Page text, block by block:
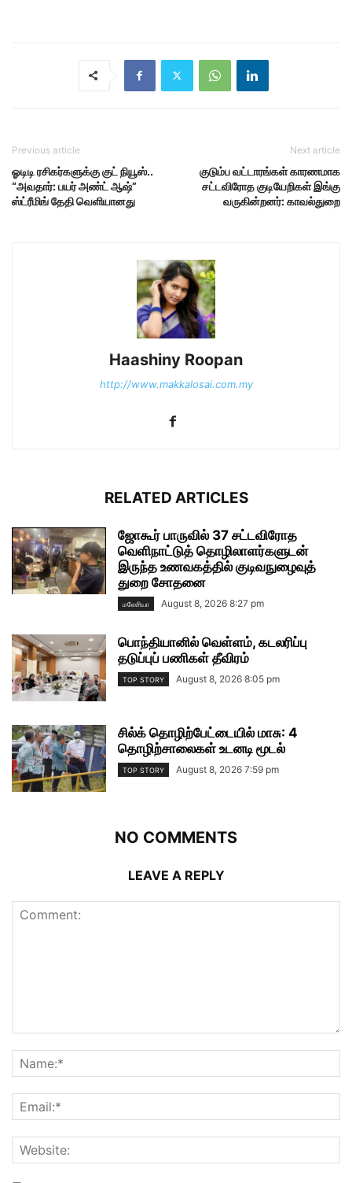
Previous article
ஓடிடி ரசிகர்களுக்கு குட் நியூஸ்..
“அவதார்: பயர் அண்ட் ஆஷ்”
ஸ்ட்ரீமிங் தேதி வெளியானது
Next article
குடும்ப வட்டாரங்கள் காரணமாக
சட்டவிரோத குடியேறிகள் இங்கு
வருகின்றனர்: காவல்துறை
Haashiny Roopan
http://www.makkalosai.com.my
RELATED ARTICLES
ஜோகூர் பாருவில் 37 சட்டவிரோத
வெளிநாட்டுத் தொழிலாளர்களுடன்
இருந்த உணவகத்தில் குடிவநுழைவுத்
துறை சோதனை
மலேசியா August 8, 2026 8:27 pm
பொந்தியானில் வெள்ளம், கடலரிப்பு
தடுப்புப் பணிகள் தீவிரம்
TOP STORY August 8, 2026 8:05 pm
சில்க் தொழிற்பேட்டையில் மாசு: 4
தொழிற்சாலைகள் உடனடி மூடல்
TOP STORY August 8, 2026 7:59 pm
NO COMMENTS
LEAVE A REPLY